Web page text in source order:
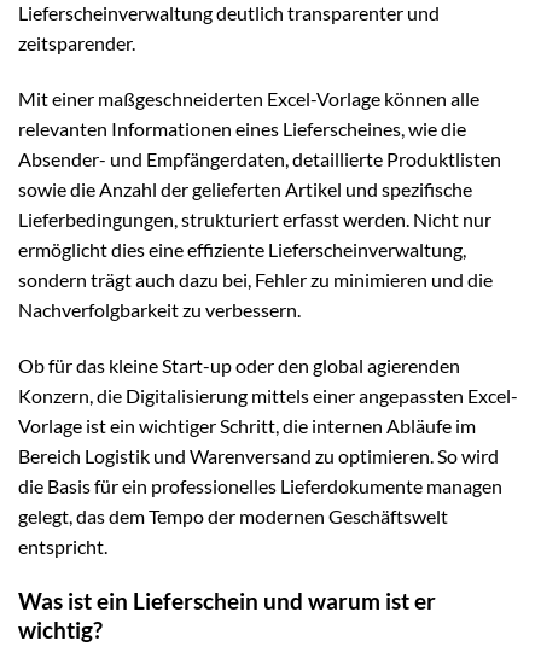
Lieferscheinverwaltung deutlich transparenter und
zeitsparender.
Mit einer maßgeschneiderten Excel-Vorlage können alle
relevanten Informationen eines Lieferscheines, wie die
Absender- und Empfängerdaten, detaillierte Produktlisten
sowie die Anzahl der gelieferten Artikel und spezifische
Lieferbedingungen, strukturiert erfasst werden. Nicht nur
ermöglicht dies eine effiziente Lieferscheinverwaltung,
sondern trägt auch dazu bei, Fehler zu minimieren und die
Nachverfolgbarkeit zu verbessern.
Ob für das kleine Start-up oder den global agierenden
Konzern, die Digitalisierung mittels einer angepassten Excel-
Vorlage ist ein wichtiger Schritt, die internen Abläufe im
Bereich Logistik und Warenversand zu optimieren. So wird
die Basis für ein professionelles Lieferdokumente managen
gelegt, das dem Tempo der modernen Geschäftswelt
entspricht.
Was ist ein Lieferschein und warum ist er
wichtig?